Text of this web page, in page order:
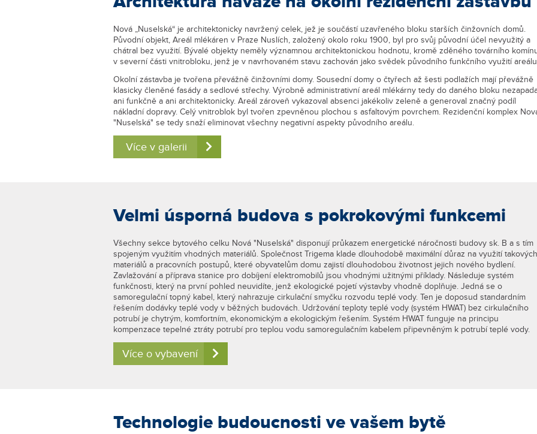
Nová „Nuselská“ je architektonicky navržený celek, jež je součástí uzavřeného bloku starších činžovních domů.
Původní objekt, Areál mlékáren v Praze Nuslích, založený okolo roku 1900, byl pro svůj původní účel nevyužitý a
chátral bez využití. Bývalé objekty neměly významnou architektonickou hodnotu, kromě zděného továrního
v severní části vnitrobloku, jenž je v navrhovaném stavu zachován jako svědek původního funkčního využití
Okolní zástavba je tvořena převážně činžovními domy. Sousední domy o čtyřech až šesti podlažích mají převážně
klasicky členěné fasády a sedlové střechy. Výrobně administrativní areál mlékárny tedy do daného bloku
ani funkčně a ani architektonicky. Areál zároveň vykazoval absenci jakékoliv zeleně a generoval značný podíl
nákladní dopravy. Celý vnitroblok byl tvořen zpevněnou plochou s asfaltovým povrchem. Rezidenční komplex
"Nuselská" se tedy snaží eliminovat všechny negativní aspekty původního areálu.
Více v galerii
Velmi úsporná budova s pokrokovými funkcemi
Všechny sekce bytového celku Nová "Nuselská" disponují průkazem energetické náročnosti budovy sk. B a s tím
spojeným využitím vhodných materiálů. Společnost Trigema klade dlouhodobě maximální důraz na využití takových
materiálů a pracovních postupů, které obyvatelům domu zajistí dlouhodobou životnost jejich nového bydlení.
Zavlažování a příprava stanice pro dobíjení elektromobilů jsou vhodnými užitnými příklady. Následuje systém
funkčnosti, který na první pohled neuvidíte, jenž ekologické pojetí výstavby vhodně doplňuje. Jedná se o
samoregulační topný kabel, který nahrazuje cirkulační smyčku rozvodu teplé vody. Ten je doposud standardním
řešením dodávky teplé vody v běžných budovách. Udržování teploty teplé vody (systém HWAT) bez cirkulačního
potrubí je chytrým, komfortním, ekonomickým a ekologickým řešením. Systém HWAT funguje na principu
kompenzace tepelné ztráty potrubí pro teplou vodu samoregulačním kabelem připevněným k potrubí teplé vody.
Více o vybavení
Technologie budoucnosti ve vašem bytě